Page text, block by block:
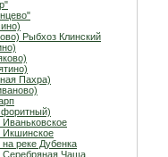
Рыбхоз Клинский
Пахра)
Икшинское
реке Дубенка
Серебряная Чаша